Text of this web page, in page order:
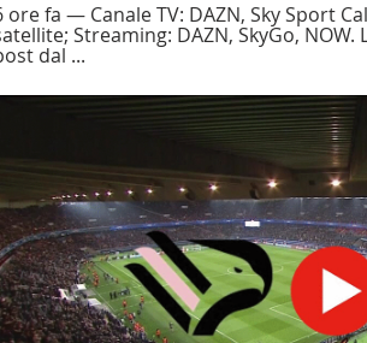
ore fa — Canale TV: DAZN, Sky Sport
Streaming: DAZN, SkyGo, NOW.
dal ...